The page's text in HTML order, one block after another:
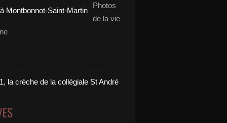
Photos
de la vie
la crèche de la collégiale St André